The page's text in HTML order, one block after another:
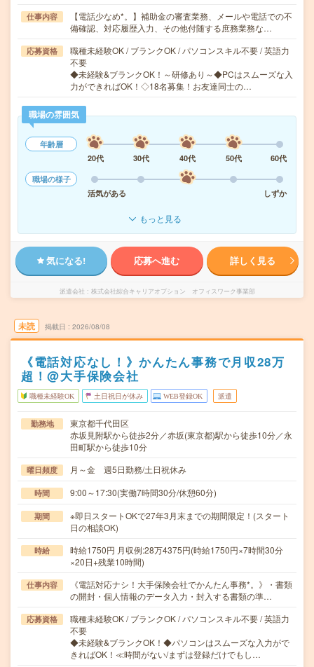
仕事内容
【電話少なめ*。】補助金の審査業務、メールや電話での不
備確認、対応履歴入力、その他付随する庶務業務な…
応募資格
職種未経験OK / ブランクOK / パソコンスキル不要 / 英語力
不要
◆未経験&ブランクOK！～研修あり～◆PCはスムーズな入
力ができればOK！◇18名募集！お友達同士の…
職場の雰囲気
年齢層
20代
30代 40代 50代
60代
職場の様子
活気がある
しずか
もっと見る
気になる! 応募へ進む 詳しく見る
派遣会社 株式会社綜合キャリアオプション オフィスワーク事業部
未読 掲載日 2026/08/08
《電話対応なし！》かんたん事務で月収28万
超！@大手保険会社
職種未経験OK 土日祝日が休み WEB登録OK 派遣
勤務地
東京都千代田区
赤坂見附駅から徒歩2分／赤坂(東京都)駅から徒歩10分／永
田町駅から徒歩10分
曜日頻度 月～金 週5日勤務/土日祝休み
時間 9:00～17:30(実働7時間30分/休憩60分)
期間
※即日スタートOKで27年3月末までの期間限定！(スタート
日の相談OK)
時給
時給1750円 月収例:28万4375円(時給1750円×7時間30分
×20日+残業10時間)
仕事内容
《電話対応ナシ！大手保険会社でかんたん事務*。》・書類
の開封・個人情報のデータ入力・封入する書類の準…
応募資格
職種未経験OK / ブランクOK / パソコンスキル不要 / 英語力
不要
◆未経験&ブランクOK！◆パソコンはスムーズな入力がで
きればOK！≪時間がない/まずは登録だけでもし…